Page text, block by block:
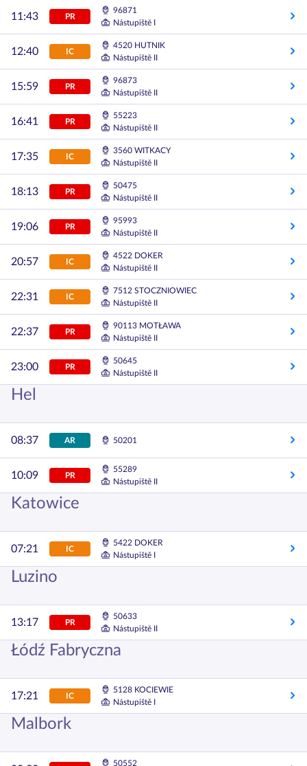
11:43 PR
96871
Nástupiště I
12:40 IC
4520 HUTNIK
Nástupiště II
15:59 PR
96873
Nástupiště II
16:41 PR
55223
Nástupiště II
17:35 IC
3560 WITKACY
Nástupiště II
18:13 PR
50475
Nástupiště II
19:06 PR
95993
Nástupiště II
20:57 IC
4522 DOKER
Nástupiště II
22:31 IC
7512 STOCZNIOWIEC
Nástupiště II
22:37 PR
90113 MOTŁAWA
Nástupiště II
23:00 PR
50645
Nástupiště II
Hel
08:37 AR 50201
10:09 PR
55289
Nástupiště II
Katowice
07:21 IC
5422 DOKER
Nástupiště I
Luzino
13:17 PR
50633
Nástupiště II
Łódź Fabryczna
17:21 IC
5128 KOCIEWIE
Nástupiště I
Malbork
50552